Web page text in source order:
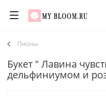
Пионы
Букет " Лавина
дельфиниумом и